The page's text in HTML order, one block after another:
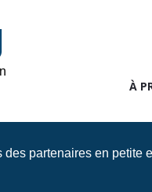
À
des partenaires en petite